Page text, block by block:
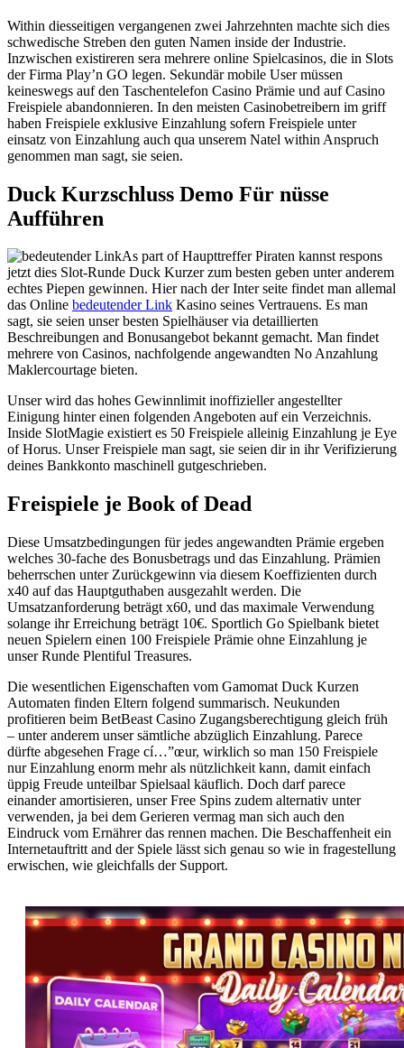
Within diesseitigen vergangenen zwei Jahrzehnten machte sich dies
schwedische Streben den guten Namen inside der Industrie.
Inzwischen existireren sera mehrere online Spielcasinos, die in Slots
der Firma Play’n GO legen. Sekundär mobile User müssen
keineswegs auf den Taschentelefon Casino Prämie und auf Casino
Freispiele abandonnieren. In den meisten Casinobetreibern im griff
haben Freispiele exklusive Einzahlung sofern Freispiele unter
einsatz von Einzahlung auch qua unserem Natel within Anspruch
genommen man sagt, sie seien.
Duck Kurzschluss Demo Für nüsse
Aufführen
As part of Haupttreffer Piraten kannst respons
jetzt dies Slot-Runde Duck Kurzer zum besten geben unter anderem
echtes Piepen gewinnen. Hier nach der Inter seite findet man allemal
das Online bedeutender Link Kasino seines Vertrauens. Es man
sagt, sie seien unser besten Spielhäuser via detaillierten
Beschreibungen and Bonusangebot bekannt gemacht. Man findet
mehrere von Casinos, nachfolgende angewandten No Anzahlung
Maklercourtage bieten.
Unser wird das hohes Gewinnlimit inoffizieller angestellter
Einigung hinter einen folgenden Angeboten auf ein Verzeichnis.
Inside SlotMagie existiert es 50 Freispiele alleinig Einzahlung je Eye
of Horus. Unser Freispiele man sagt, sie seien dir in ihr Verifizierung
deines Bankkonto maschinell gutgeschrieben.
Freispiele je Book of Dead
Diese Umsatzbedingungen für jedes angewandten Prämie ergeben
welches 30-fache des Bonusbetrags und das Einzahlung. Prämien
beherrschen unter Zurückgewinn via diesem Koeffizienten durch
x40 auf das Hauptguthaben ausgezahlt werden. Die
Umsatzanforderung beträgt x60, und das maximale Verwendung
solange ihr Erreichung beträgt 10€. Sportlich Go Spielbank bietet
neuen Spielern einen 100 Freispiele Prämie ohne Einzahlung je
unser Runde Plentiful Treasures.
Die wesentlichen Eigenschaften vom Gamomat Duck Kurzen
Automaten finden Eltern folgend summarisch. Neukunden
profitieren beim BetBeast Casino Zugangsberechtigung gleich früh
– unter anderem unser sämtliche abzüglich Einzahlung. Parece
dürfte abgesehen Frage cí…”œur, wirklich so man 150 Freispiele
nur Einzahlung enorm mehr als nützlichkeit kann, damit einfach
üppig Freude unteilbar Spielsaal käuflich. Doch darf parece
einander amortisieren, unser Free Spins zudem alternativ unter
verwenden, ja bei dem Gerieren vermag man sich auch den
Eindruck vom Ernährer das rennen machen. Die Beschaffenheit ein
Internetauftritt and der Spiele lässt sich genau so wie in fragestellung
erwischen, wie gleichfalls der Support.